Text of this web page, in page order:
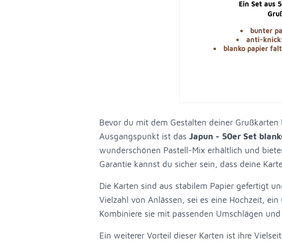
Ein Set aus
bunter
anti-
blanko papier
Bevor du mit dem Gestalten deiner
Ausgangspunkt ist das Japun - 50er Set
wunderschönen Pastell-Mix erhältlich und
Garantie kannst du sicher sein, dass deine
Die Karten sind aus stabilem Papier gefertigt
Vielzahl von Anlässen, sei es eine Hochzeit,
Kombiniere sie mit passenden Umschlägen
Ein weiterer Vorteil dieser Karten ist ihre